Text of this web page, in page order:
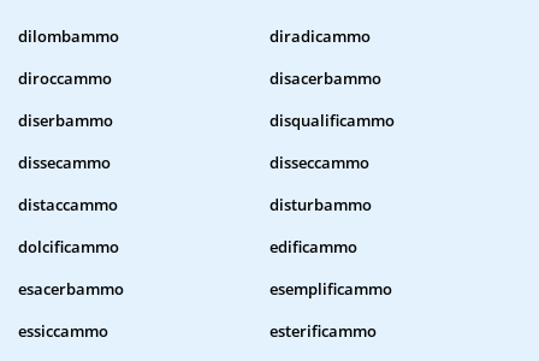
dilombammo
diradicammo
diroccammo
disacerbammo
diserbammo
disqualificammo
dissecammo
disseccammo
distaccammo
disturbammo
dolcificammo
edificammo
esacerbammo
esemplificammo
essiccammo
esterificammo